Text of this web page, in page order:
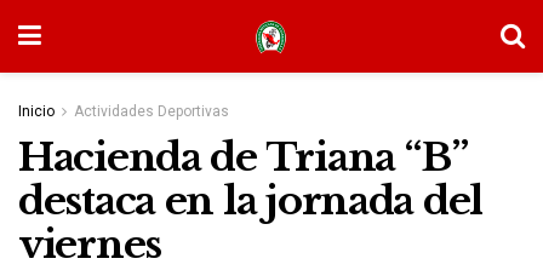
Inicio Actividades Deportivas
Hacienda de Triana “B”
destaca en la jornada del
viernes